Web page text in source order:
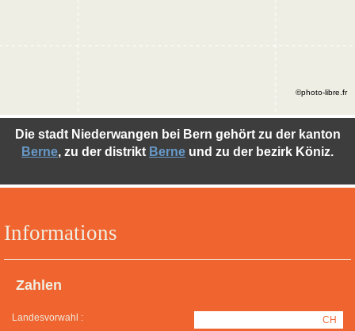
Informations
Zahlen
Landesvorwahl : CH
Die stadt Niederwangen bei Bern gehört zu der kanton
Berne, zu der distrikt Berne und zu der bezirk Köniz.
©photo-libre.fr